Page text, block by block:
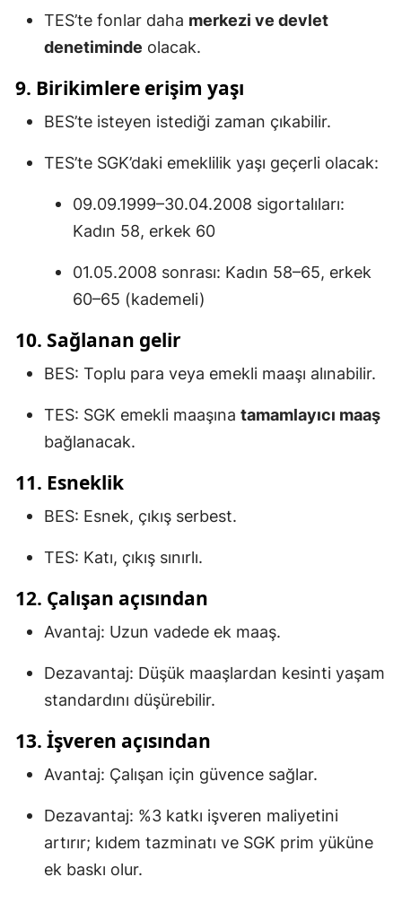
TES’te fonlar daha merkezi ve devlet
denetiminde olacak.
9. Birikimlere erişim yaşı
BES’te isteyen istediği zaman çıkabilir.
TES’te SGK’daki emeklilik yaşı geçerli olacak:
09.09.1999–30.04.2008 sigortalıları:
Kadın 58, erkek 60
01.05.2008 sonrası: Kadın 58–65, erkek
60–65 (kademeli)
10. Sağlanan gelir
BES: Toplu para veya emekli maaşı alınabilir.
TES: SGK emekli maaşına tamamlayıcı maaş
bağlanacak.
11. Esneklik
BES: Esnek, çıkış serbest.
TES: Katı, çıkış sınırlı.
12. Çalışan açısından
Avantaj: Uzun vadede ek maaş.
Dezavantaj: Düşük maaşlardan kesinti yaşam
standardını düşürebilir.
13. İşveren açısından
Avantaj: Çalışan için güvence sağlar.
Dezavantaj: %3 katkı işveren maliyetini
artırır; kıdem tazminatı ve SGK prim yüküne
ek baskı olur.